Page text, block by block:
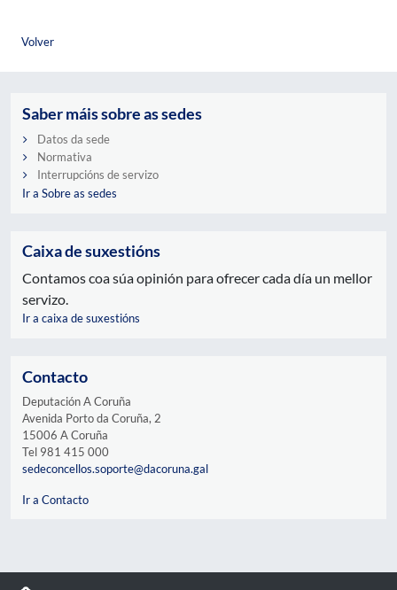
Volver
Saber máis sobre as sedes
Datos da sede
Normativa
Interrupcións de servizo
Ir a Sobre as sedes
Caixa de suxestións
Contamos coa súa opinión para ofrecer cada día un mellor
servizo.
Ir a caixa de suxestións
Contacto
Deputación A Coruña
Avenida Porto da Coruña, 2
15006 A Coruña
Tel 981 415 000
sedeconcellos.soporte@dacoruna.gal
Ir a Contacto